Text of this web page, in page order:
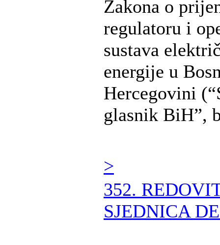
Zakona o
regulatoru i
sustava
energije u
Hercegovini
glasnik BiH”,
>
352.
SJEDNICA